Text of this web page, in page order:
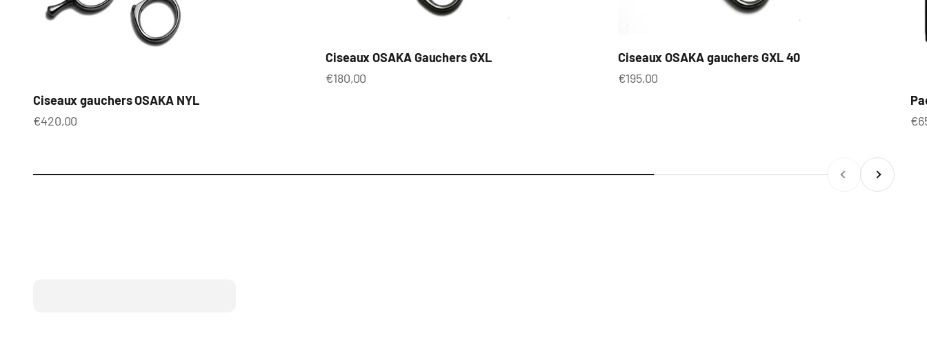
Ciseaux gauchers OSAKA NYL
Prix de vente
€420,00
Ciseaux OSAKA Gauchers GXL
Prix de vente
€180,00
Ciseaux OSAKA gauchers GXL 40
Prix de vente
€195,00
PrécédentSuivant